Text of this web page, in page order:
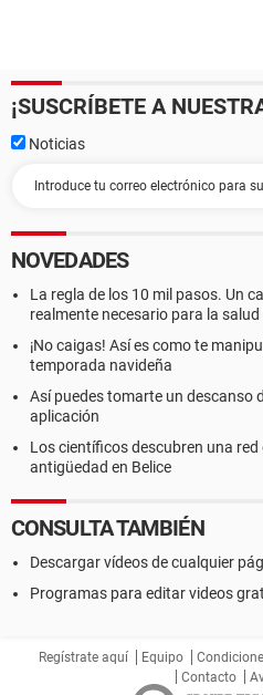
¡SUSCRÍBETE A
Noticias
NOVEDADES
La regla de los 10 mil pasos. Un
realmente necesario para la salud
¡No caigas! Así es como te
temporada navideña
Así puedes tomarte un descanso
aplicación
Los científicos descubren una
antigüedad en Belice
CONSULTA TAMBIÉN
Descargar vídeos de cualquier
Programas para editar videos
Regístrate aquí Equipo
Contacto